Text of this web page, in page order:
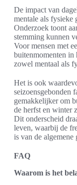
De impact van
mentale als fysieke
Onderzoek toont
stemming kunnen
Voor mensen met
buitenmomenten in
zowel mentaal als
Het is ook
seizoensgebonden
gemakkelijker om
de herfst en winter
Dit onderscheid
leven, waarbij de
is van de
FAQ
Waarom is het